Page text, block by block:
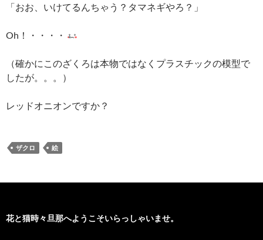
「おお、いけてるんちゃう？タマネギやろ？」
Oh！・・・・
（確かにこのざくろは本物ではなくプラスチックの模型で
したが。。。）
レッドオニオンですか？
ザクロ 絵
花と猫時々旦那へようこそいらっしゃいませ。